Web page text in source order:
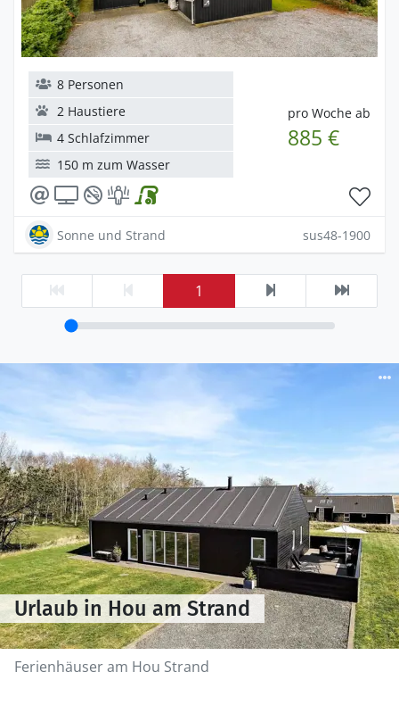
pro Woche ab
885 €
8 Personen
2 Haustiere
4 Schlafzimmer
150 m zum Wasser
Sonne und Strand sus48-1900
1
Ferienhäuser am Hou Strand
Urlaub in Hou am Strand